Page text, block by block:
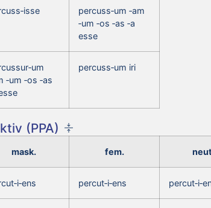
percuss‑um ‑am
‑um ‑os ‑as ‑a
esse
‑um ‑os ‑as
percuss‑um iri
(PPA)
mask. fem.
percut‑i‑ens